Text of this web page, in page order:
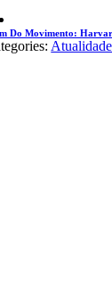
Do Movimento: